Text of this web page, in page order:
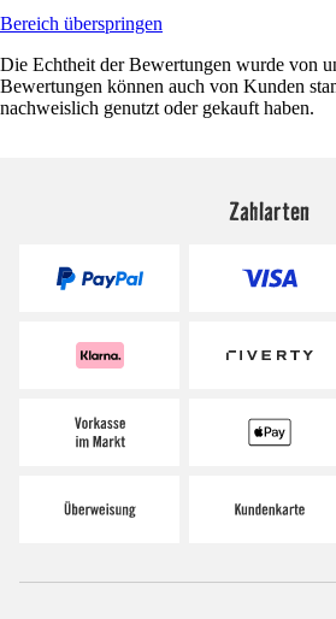
Bereich überspringen
Die Echtheit der Bewertungen wurde von
Bewertungen können auch von Kunden
nachweislich genutzt oder gekauft haben.
Zahlarten